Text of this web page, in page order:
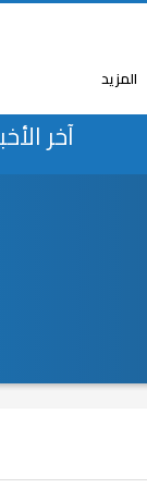
المزيد
آخر